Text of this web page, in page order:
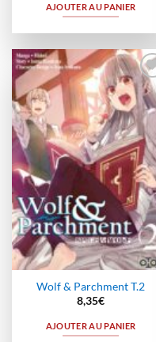
AJOUTER AU PANIER
à la
Wolf & Parchment T.2
8,35€
AJOUTER AU PANIER